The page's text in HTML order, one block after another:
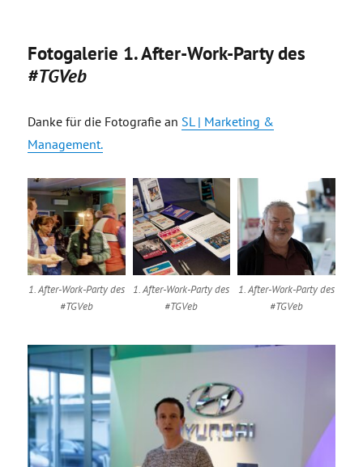
Fotogalerie 1. After-Work-Party des
#TGVeb
Danke für die Fotografie an SL | Marketing &
Management.
1. After-Work-Party des
#TGVeb
1. After-Work-Party des
#TGVeb
1. After-Work-Party des
#TGVeb